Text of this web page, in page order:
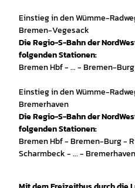
Einstieg in den Wümme-
Bremen-Vegesack
Die Regio-S-Bahn der
folgenden Stationen:
Bremen Hbf - ... - Bremen-
Einstieg in den Wümme-
Bremerhaven
Die Regio-S-Bahn der
folgenden Stationen:
Bremen Hbf - Bremen-Burg -
Scharmbeck - ... -